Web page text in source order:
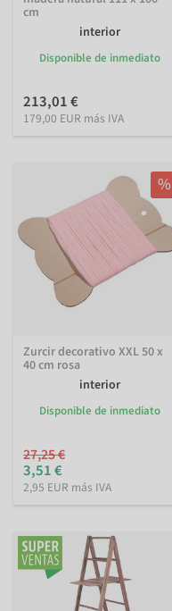
cm
interior
Disponible de inmediato
213,01 €
179,00 EUR más IVA
%
Zurcir decorativo XXL 50 x
40 cm rosa
interior
Disponible de inmediato
27,25 €
3,51 €
2,95 EUR más IVA